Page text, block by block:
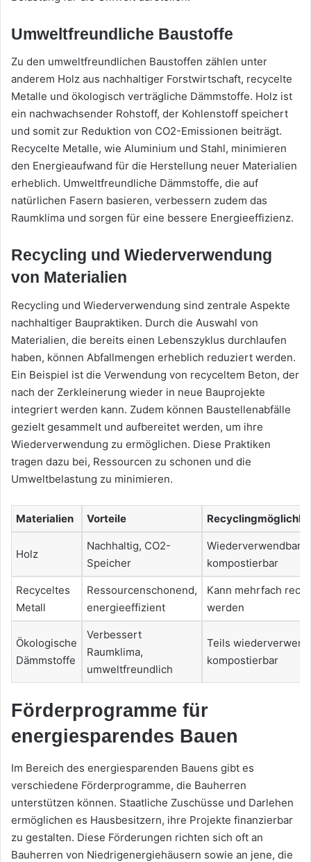
Umweltfreundliche Baustoffe
Zu den umweltfreundlichen Baustoffen zählen unter
anderem Holz aus nachhaltiger Forstwirtschaft, recycelte
Metalle und ökologisch verträgliche Dämmstoffe. Holz ist
ein nachwachsender Rohstoff, der Kohlenstoff speichert
und somit zur Reduktion von CO2-Emissionen beiträgt.
Recycelte Metalle, wie Aluminium und Stahl, minimieren
den Energieaufwand für die Herstellung neuer Materialien
erheblich. Umweltfreundliche Dämmstoffe, die auf
natürlichen Fasern basieren, verbessern zudem das
Raumklima und sorgen für eine bessere Energieeffizienz.
Recycling und Wiederverwendung
von Materialien
Recycling und Wiederverwendung sind zentrale Aspekte
nachhaltiger Baupraktiken. Durch die Auswahl von
Materialien, die bereits einen Lebenszyklus durchlaufen
haben, können Abfallmengen erheblich reduziert werden.
Ein Beispiel ist die Verwendung von recyceltem Beton, der
nach der Zerkleinerung wieder in neue Bauprojekte
integriert werden kann. Zudem können Baustellenabfälle
gezielt gesammelt und aufbereitet werden, um ihre
Wiederverwendung zu ermöglichen. Diese Praktiken
tragen dazu bei, Ressourcen zu schonen und die
Umweltbelastung zu minimieren.
Materialien Vorteile
Holz
Nachhaltig, CO2-
Speicher
Wiederverwendbar,
kompostierbar
Recyceltes
Metall
Ressourcenschonend,
energieeffizient
Kann mehrfach
werden
Ökologische
Dämmstoffe
Verbessert
Raumklima,
umweltfreundlich
Teils
kompostierbar
Förderprogramme für
energiesparendes Bauen
Im Bereich des energiesparenden Bauens gibt es
verschiedene Förderprogramme, die Bauherren
unterstützen können. Staatliche Zuschüsse und Darlehen
ermöglichen es Hausbesitzern, ihre Projekte finanzierbar
zu gestalten. Diese Förderungen richten sich oft an
Bauherren von Niedrigenergiehäusern sowie an jene, die